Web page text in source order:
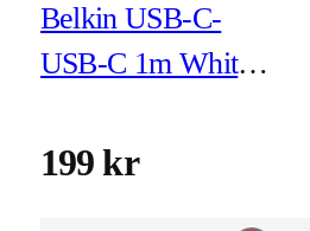
Belkin USB-C-
USB-C 1m White
199 kr